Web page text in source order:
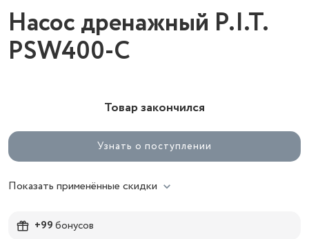
Насос дренажный P.I.T.
PSW400-C
Товар закончился
Узнать о поступлении
Показать применённые скидки
+99бонусов